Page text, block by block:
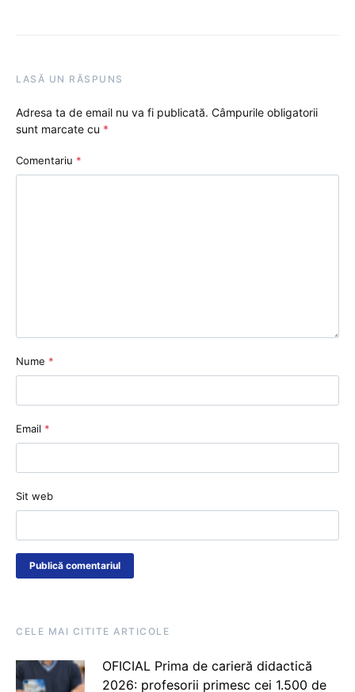
LASĂ UN RĂSPUNS
Adresa ta de email nu va fi publicată. Câmpurile obligatorii
sunt marcate cu *
Comentariu *
Nume *
Email *
Sit web
CELE MAI CITITE ARTICOLE
OFICIAL Prima de carieră didactică
2026: profesorii primesc cei 1.500 de